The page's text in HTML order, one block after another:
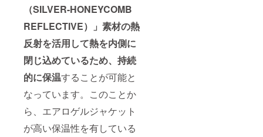
（SILVER-HONEYCOMB
REFLECTIVE）」素材の熱
反射を活用して熱を内側に
閉じ込めているため、持続
的に保温することが可能と
なっています。このことか
ら、エアロゲルジャケット
が高い保温性を有している